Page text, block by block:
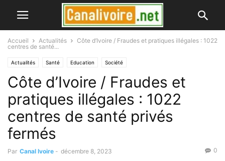
Accueil Actualités
Côte d’Ivoire / Fraudes et pratiques illégales : 1022
centres de santé...
Actualités Santé Education Société
Côte d’Ivoire / Fraudes et
pratiques illégales : 1022
centres de santé privés
fermés
Par Canal Ivoire - décembre 8, 2023 0